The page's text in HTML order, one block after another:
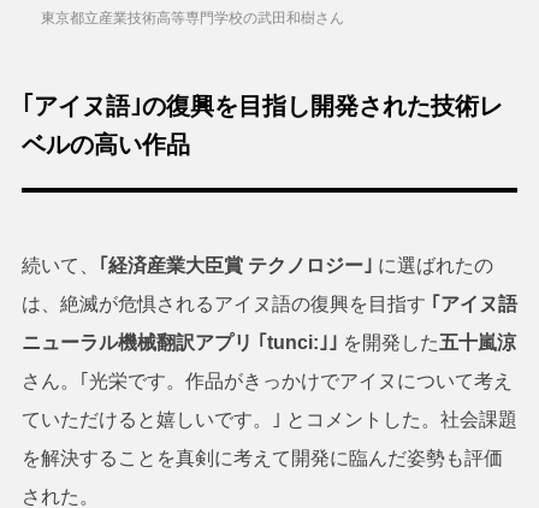
東京都立産業技術高等専門学校の武田和樹さん
｢アイヌ語｣の復興を目指し開発された技術レ
ベルの高い作品
続いて、 ｢経済産業大臣賞 テクノロジー｣ に選ばれたの
は、絶滅が危惧されるアイヌ語の復興を目指す ｢アイヌ語
ニューラル機械翻訳アプリ ｢tunci:｣｣ を開発した五十嵐涼
さん。｢光栄です。作品がきっかけでアイヌについて考え
ていただけると嬉しいです。｣ とコメントした。社会課題
を解決することを真剣に考えて開発に臨んだ姿勢も評価
された。